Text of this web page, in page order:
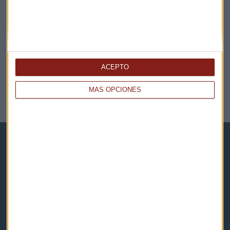
MÁS OPCIONES
ACEPTO
NOTICIAS RELACIONADAS